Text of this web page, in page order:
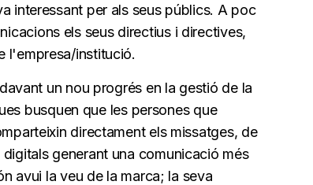
interessant per als seus públics. A poc
els seus directius i directives,
l'empresa/institució.
un nou progrés en la gestió de la
busquen que les persones que
directament els missatges, de
generant una comunicació més
avui la veu de la marca; la seva